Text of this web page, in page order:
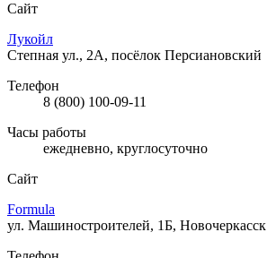
Сайт
Лукойл
Степная ул., 2А, посёлок Персиановский
Телефон
8 (800) 100-09-11
Часы работы
ежедневно, круглосуточно
Сайт
Formula
ул. Машиностроителей, 1Б, Новочеркасск